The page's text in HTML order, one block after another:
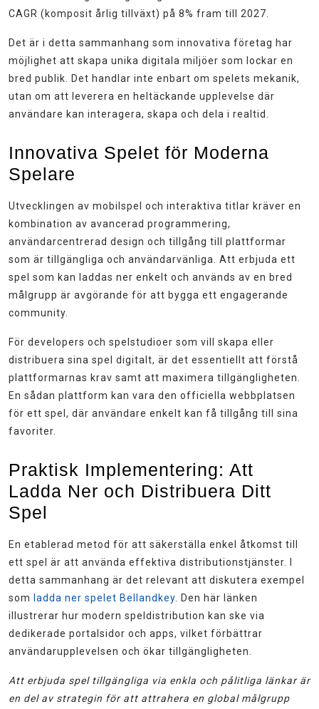
CAGR (komposit årlig tillväxt) på 8% fram till 2027.
Det är i detta sammanhang som innovativa företag har
möjlighet att skapa unika digitala miljöer som lockar en
bred publik. Det handlar inte enbart om spelets mekanik,
utan om att leverera en heltäckande upplevelse där
användare kan interagera, skapa och dela i realtid.
Innovativa Spelet för Moderna
Spelare
Utvecklingen av mobilspel och interaktiva titlar kräver en
kombination av avancerad programmering,
användarcentrerad design och tillgång till plattformar
som är tillgängliga och användarvänliga. Att erbjuda ett
spel som kan laddas ner enkelt och används av en bred
målgrupp är avgörande för att bygga ett engagerande
community.
För developers och spelstudioer som vill skapa eller
distribuera sina spel digitalt, är det essentiellt att förstå
plattformarnas krav samt att maximera tillgängligheten.
En sådan plattform kan vara den officiella webbplatsen
för ett spel, där användare enkelt kan få tillgång till sina
favoriter.
Praktisk Implementering: Att
Ladda Ner och Distribuera Ditt
Spel
En etablerad metod för att säkerställa enkel åtkomst till
ett spel är att använda effektiva distributionstjänster. I
detta sammanhang är det relevant att diskutera exempel
som
ladda ner spelet Bellandkey . Den här länken
illustrerar hur modern speldistribution kan ske via
dedikerade portalsidor och apps, vilket förbättrar
användarupplevelsen och ökar tillgängligheten.
Att erbjuda spel tillgängliga via enkla och pålitliga länkar är
en del av strategin för att attrahera en global målgrupp